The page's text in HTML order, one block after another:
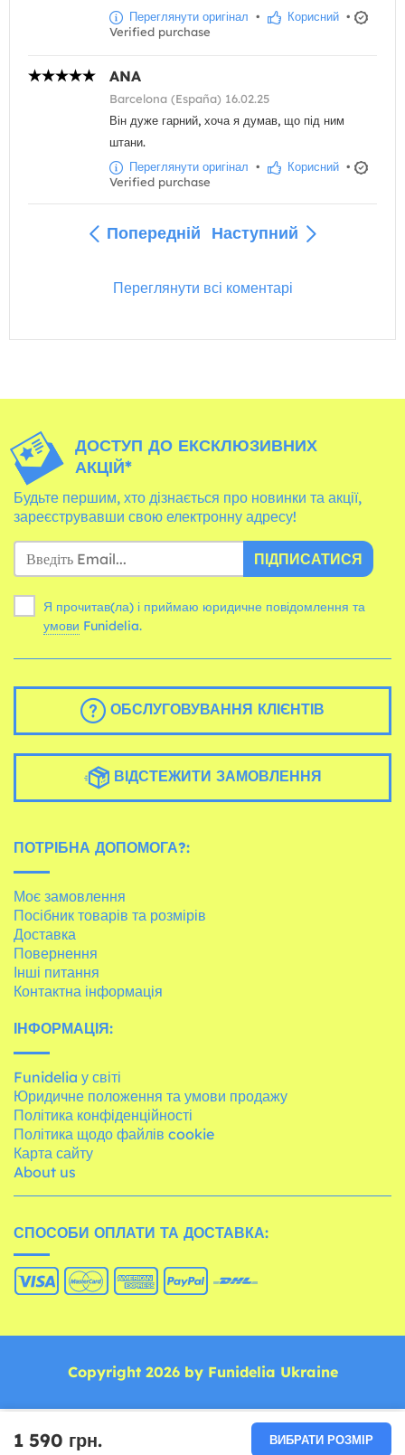
1 590 грн. ВИБРАТИ РОЗМІР
Переглянути оригінал • Корисний •
Verified purchase
ANA
Barcelona (España) 16.02.25
Він дуже гарний, хоча я думав, що під ним
штани.
Переглянути оригінал • Корисний •
Verified purchase
Попередній Наступний
Переглянути всі коментарі
ДОСТУП ДО ЕКСКЛЮЗИВНИХ
АКЦІЙ*
Будьте першим, хто дізнається про новинки та акції,
зареєструвавши свою електронну адресу!
ПІДПИСАТИСЯ
Я прочитав(ла) і приймаю юридичне повідомлення та
умови Funidelia.
ОБСЛУГОВУВАННЯ КЛІЄНТІВ
ВІДСТЕЖИТИ ЗАМОВЛЕННЯ
ПОТРІБНА ДОПОМОГА?:
Моє замовлення
Посібник товарів та розмірів
Доставка
Повернення
Інші питання
Контактна інформація
ІНФОРМАЦІЯ:
Funidelia у світі
Юридичне положення та умови продажу
Політика конфіденційності
Політика щодо файлів cookie
Карта сайту
About us
СПОСОБИ ОПЛАТИ ТА ДОСТАВКА:
Copyright 2026 by Funidelia Ukraine